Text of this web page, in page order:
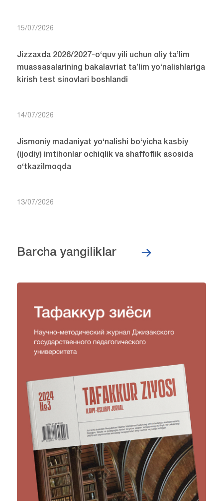
15/07/2026
Jizzaxda 2026/2027-o‘quv yili uchun oliy ta’lim
muassasalarining bakalavriat ta’lim yo‘nalishlariga
kirish test sinovlari boshlandi
14/07/2026
Jismoniy madaniyat yo‘nalishi bo‘yicha kasbiy
(ijodiy) imtihonlar ochiqlik va shaffoflik asosida
o‘tkazilmoqda
13/07/2026
Barcha yangiliklar